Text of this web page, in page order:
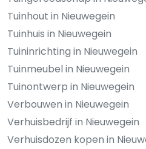
Tuinhout in Nieuwegein
Tuinhuis in Nieuwegein
Tuininrichting in Nieuwegein
Tuinmeubel in Nieuwegein
Tuinontwerp in Nieuwegein
Verbouwen in Nieuwegein
Verhuisbedrijf in Nieuwegein
Verhuisdozen kopen in